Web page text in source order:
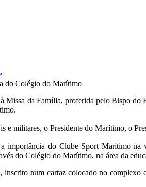
do Colégio do Marítimo
Missa da Família, proferida pelo Bispo
e militares, o Presidente do Marítimo, o
importância do Clube Sport Marítimo
do Colégio do Marítimo, na área da
num cartaz colocado no